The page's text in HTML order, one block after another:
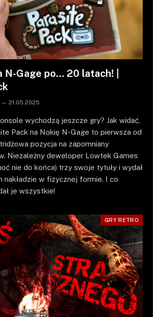
N-Gage po… 20 latach! |
21.05.2025
wychodzą jeszcze gry? Jak widać,
Pack na Nokię N-Gage to pierwsza od
pozycja na zapomniany
Niezależny deweloper Lowtek Games
nie do końca) trzy swoje tytuły i wydał
nakładzie w fizycznej formie. I co
je wszystkie!
GRY RETRO